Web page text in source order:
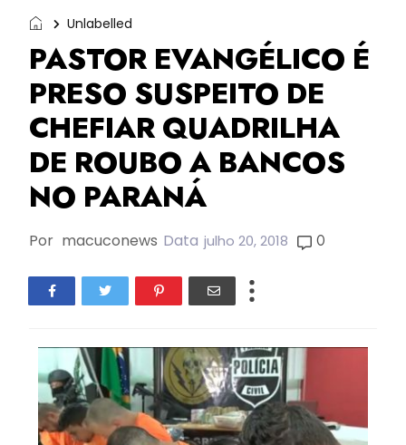
Unlabelled
PASTOR EVANGÉLICO É
PRESO SUSPEITO DE
CHEFIAR QUADRILHA
DE ROUBO A BANCOS
NO PARANÁ
Por macuconews Data julho 20, 2018 0